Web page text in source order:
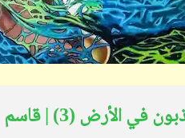
في الأرض (3) | قاسم